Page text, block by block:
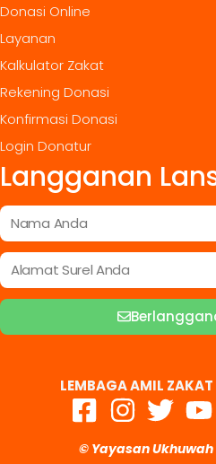
Donasi Online
Layanan
Kalkulator Zakat
Rekening Donasi
Konfirmasi Donasi
Login Donatur
Langganan
LEMBAGA AMIL
© Yayasan